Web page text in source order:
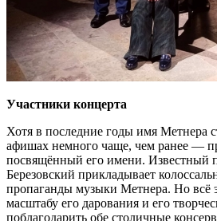
Участники концерта
Хотя в последние годы имя Метнера
афишах немного чаще, чем ранее —
посвящённый его имени. Известный
Березовский прикладывает
пропаганды музыки Метнера. Но всё
масштабу его дарования и его
поблагодарить обе столичные